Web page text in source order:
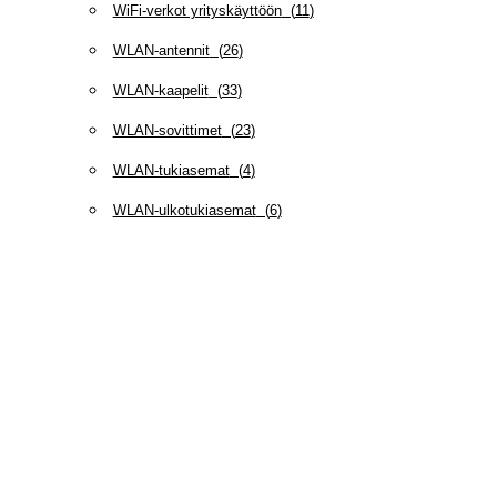
WiFi-verkot yrityskäyttöön(11)
WLAN-antennit(26)
WLAN-kaapelit(33)
WLAN-sovittimet(23)
WLAN-tukiasemat(4)
WLAN-ulkotukiasemat(6)